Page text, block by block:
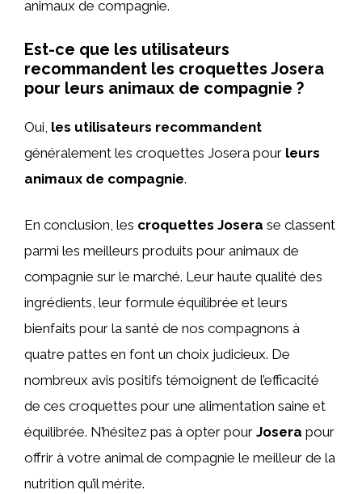
animaux de compagnie.
Est-ce que les utilisateurs
recommandent les croquettes Josera
pour leurs animaux de compagnie ?
Oui, les utilisateurs recommandent
généralement les croquettes Josera pour leurs
animaux de compagnie.
En conclusion, les croquettes Josera se classent
parmi les meilleurs produits pour animaux de
compagnie sur le marché. Leur haute qualité des
ingrédients, leur formule équilibrée et leurs
bienfaits pour la santé de nos compagnons à
quatre pattes en font un choix judicieux. De
nombreux avis positifs témoignent de l’efficacité
de ces croquettes pour une alimentation saine et
équilibrée. N’hésitez pas à opter pour Josera pour
offrir à votre animal de compagnie le meilleur de la
nutrition qu’il mérite.